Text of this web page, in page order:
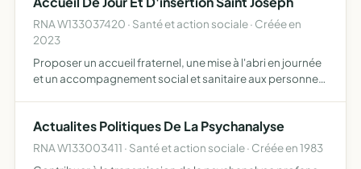
RNA W133037420 · Santé et action sociale · Créée en
2023
Proposer un accueil fraternel, une mise à l'abri en journée
et un accompagnement social et sanitaire aux personnes
Actualites Politiques De La Psychanalyse
RNA W133003411 · Santé et action sociale · Créée en 1983